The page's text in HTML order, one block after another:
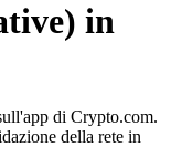
in
di Crypto.com.
della rete in